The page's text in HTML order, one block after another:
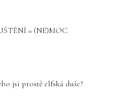
= (NE)MOC
jsi prostě elfská duše?